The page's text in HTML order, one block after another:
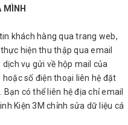
MÌNH
khách hàng qua trang web,
hiện thu thập qua email
vụ gửi về hộp mail của
hoặc số điện thoại liên hệ đặt
có thể liên hệ địa chỉ email
Kiện 3M chỉnh sửa dữ liệu cá